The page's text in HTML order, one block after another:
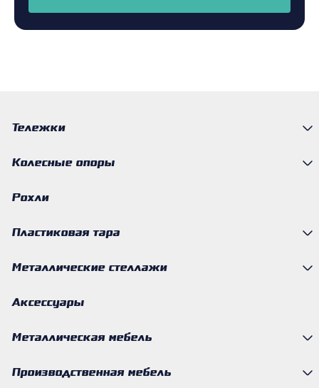
Тележки
Колесные опоры
Рохли
Пластиковая тара
Металлические стеллажи
Аксессуары
Металлическая мебель
Производственная мебель